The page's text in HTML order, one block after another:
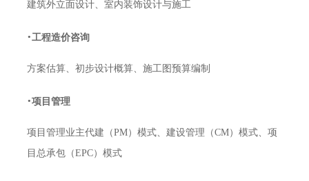
建筑外立面设计、室内装饰设计与施工
·工程造价咨询
方案估算、初步设计概算、施工图预算编制
·项目管理
项目管理业主代建（PM）模式、建设管理（CM）模式、项
目总承包（EPC）模式